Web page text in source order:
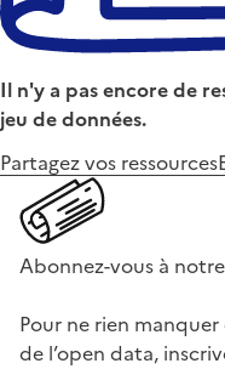
Il n'y a pas encore de
jeu de données.
Partagez vos ressources
Abonnez-vous à
Pour ne rien
de l’open data,